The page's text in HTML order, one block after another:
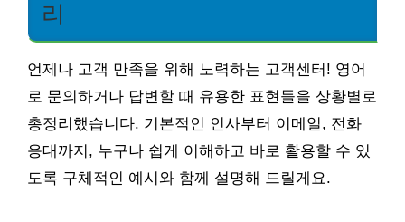
리
언제나 고객 만족을 위해 노력하는 고객센터! 영어
로 문의하거나 답변할 때 유용한 표현들을 상황별로
총정리했습니다. 기본적인 인사부터 이메일, 전화
응대까지, 누구나 쉽게 이해하고 바로 활용할 수 있
도록 구체적인 예시와 함께 설명해 드릴게요.